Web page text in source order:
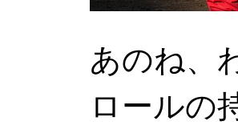
あのね、
ロールの